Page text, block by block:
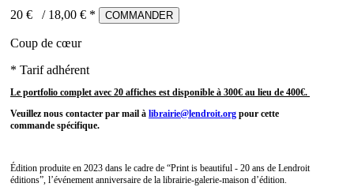
20 € / 18,00 € * COMMANDER
Coup de cœur
* Tarif adhérent
Le portfolio complet avec 20 affiches est disponible à 300€ au lieu de 400€.
Veuillez nous contacter par mail à librairie@lendroit.org pour cette
commande spécifique.
Édition produite en 2023 dans le cadre de “Print is beautiful - 20 ans de Lendroit
éditions”, l’événement anniversaire de la librairie-galerie-maison d’édition.